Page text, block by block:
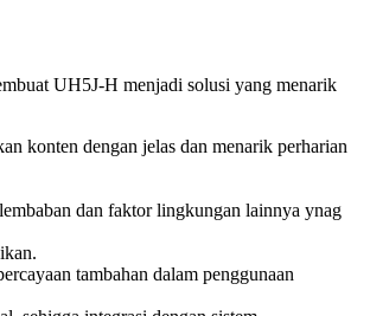
UH5J-H menjadi solusi yang menarik
konten dengan jelas dan menarik perharian
dan faktor lingkungan lainnya ynag
tambahan dalam penggunaan